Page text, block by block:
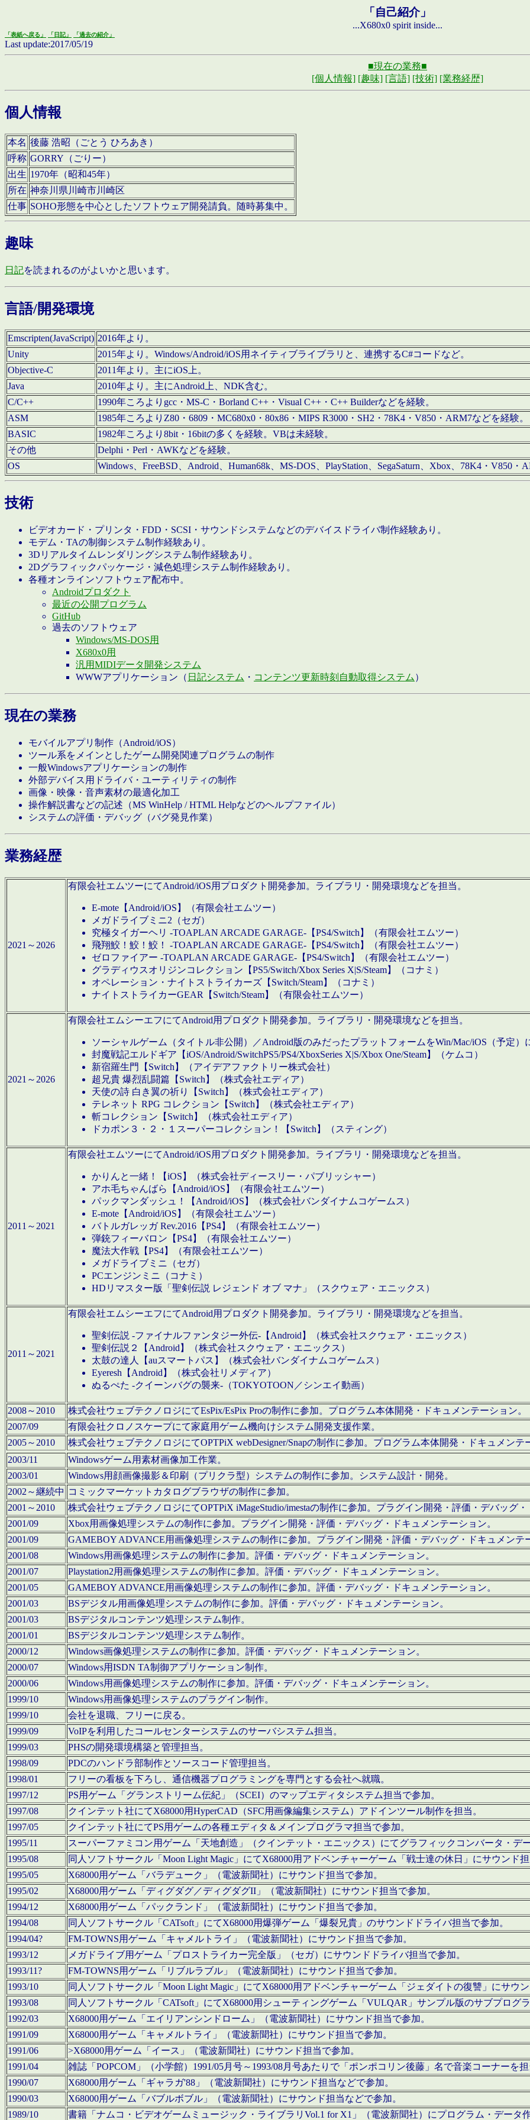
「自己紹介」
...X680x0 spirit inside...
「表紙へ戻る」 「日記」 「過去の紹介」
Last update:2017/05/19
■現在の業務■
[個人情報] [趣味] [言語] [技術] [業務経歴]
個人情報
本名 後藤 浩昭（ごとう ひろあき）
呼称 GORRY（ごりー）
出生 1970年（昭和45年）
所在 神奈川県川崎市川崎区
仕事 SOHO形態を中心としたソフトウェア開発請負。随時募集中。
趣味
日記を読まれるのがよいかと思います。
言語/開発環境
Emscripten(JavaScript) 2016年より。
Unity
2015年より。Windows/Android/iOS用ネイティブライブラリと、連携するC#コードなど。
Objective-C
2011年より。主にiOS上。
Java
2010年より。主にAndroid上、NDK含む。
C/C++
1990年ころよりgcc・MS-C・Borland C++・Visual C++・C++ Builderなどを経験。
ASM
1985年ころよりZ80・6809・MC680x0・80x86・MIPS R3000・SH2・78K4・V850・ARM7などを経験。
BASIC
1982年ころより8bit・16bitの多くを経験。VBは未経験。
その他
Delphi・Perl・AWKなどを経験。
OS
Windows、FreeBSD、Android、Human68k、MS-DOS、PlayStation、SegaSaturn、Xbox、78K4・V850・
技術
ビデオカード・プリンタ・FDD・SCSI・サウンドシステムなどのデバイスドライバ制作経験あり。
モデム・TAの制御システム制作経験あり。
3Dリアルタイムレンダリングシステム制作経験あり。
2Dグラフィックパッケージ・減色処理システム制作経験あり。
各種オンラインソフトウェア配布中。
Androidプロダクト
最近の公開プログラム
GitHub
過去のソフトウェア
Windows/MS-DOS用
X680x0用
汎用MIDIデータ開発システム
WWWアプリケーション（ 日記システム ・ コンテンツ更新時刻自動取得システム ）
現在の業務
モバイルアプリ制作（Android/iOS）
ツール系をメインとしたゲーム開発関連プログラムの制作
一般Windowsアプリケーションの制作
外部デバイス用ドライバ・ユーティリティの制作
画像・映像・音声素材の最適化加工
操作解説書などの記述（MS WinHelp / HTML Helpなどのヘルプファイル）
システムの評価・デバッグ（バグ発見作業）
業務経歴
2021～2026
有限会社エムツーにてAndroid/iOS用プロダクト開発参加。ライブラリ・開発環境などを担当。
E-mote【Android/iOS】（有限会社エムツー）
メガドライブミニ2（セガ）
究極タイガーヘリ -TOAPLAN ARCADE GARAGE-【PS4/Switch】（有限会社エムツー）
飛翔鮫！鮫！鮫！ -TOAPLAN ARCADE GARAGE-【PS4/Switch】（有限会社エムツー）
ゼロファイアー -TOAPLAN ARCADE GARAGE-【PS4/Switch】（有限会社エムツー）
グラディウスオリジンコレクション【PS5/Switch/Xbox Series X|S/Steam】（コナミ）
オペレーション・ナイトストライカーズ【Switch/Steam】（コナミ）
ナイトストライカーGEAR【Switch/Steam】（有限会社エムツー）
2021～2026
有限会社エムシーエフにてAndroid用プロダクト開発参加。ライブラリ・開発環境などを担当。
ソーシャルゲーム（タイトル非公開）／Android版のみだったプラットフォームをWin/Mac/iOS（予定）
封魔戦記エルドギア【iOS/Android/SwitchPS5/PS4/XboxSeries X|S/Xbox One/Steam】（ケムコ）
新宿羅生門【Switch】（アイデアファクトリー株式会社）
超兄貴 爆烈乱闘篇【Switch】（株式会社エディア）
天使の詩 白き翼の祈り【Switch】（株式会社エディア）
テレネット RPG コレクション【Switch】（株式会社エディア）
斬コレクション【Switch】（株式会社エディア）
ドカポン３・２・１スーパーコレクション！【Switch】（スティング）
2011～2021
有限会社エムツーにてAndroid/iOS用プロダクト開発参加。ライブラリ・開発環境などを担当。
かりんと一緒！【iOS】（株式会社ディースリー・パブリッシャー）
アホ毛ちゃんばら【Android/iOS】（有限会社エムツー）
パックマンダッシュ！【Android/iOS】（株式会社バンダイナムコゲームス）
E-mote【Android/iOS】（有限会社エムツー）
バトルガレッガ Rev.2016【PS4】（有限会社エムツー）
弾銃フィーバロン【PS4】（有限会社エムツー）
魔法大作戦【PS4】（有限会社エムツー）
メガドライブミニ（セガ）
PCエンジンミニ（コナミ）
HDリマスター版「聖剣伝説 レジェンド オブ マナ」（スクウェア・エニックス）
2011～2021
有限会社エムシーエフにてAndroid用プロダクト開発参加。ライブラリ・開発環境などを担当。
聖剣伝説 -ファイナルファンタジー外伝-【Android】（株式会社スクウェア・エニックス）
聖剣伝説２【Android】（株式会社スクウェア・エニックス）
太鼓の達人【auスマートパス】（株式会社バンダイナムコゲームス）
Eyeresh【Android】（株式会社リメディア）
ぬるぺた -クイーンバグの襲来-（TOKYOTOON／シンエイ動画）
2008～2010
株式会社ウェブテクノロジにてEsPix/EsPix Proの制作に参加。プログラム本体開発・ドキュメンテーション。
2007/09
有限会社クロノスケープにて家庭用ゲーム機向けシステム開発支援作業。
2005～2010
株式会社ウェブテクノロジにてOPTPiX webDesigner/Snapの制作に参加。プログラム本体開発・ドキュメンテ
2003/11
Windowsゲーム用素材画像加工作業。
2003/01
Windows用顔画像撮影＆印刷（プリクラ型）システムの制作に参加。システム設計・開発。
2002～継続中 コミックマーケットカタログブラウザの制作に参加。
2001～2010
株式会社ウェブテクノロジにてOPTPiX iMageStudio/imestaの制作に参加。プラグイン開発・評価・デバッグ
2001/09
Xbox用画像処理システムの制作に参加。プラグイン開発・評価・デバッグ・ドキュメンテーション。
2001/09
GAMEBOY ADVANCE用画像処理システムの制作に参加。プラグイン開発・評価・デバッグ・ドキュメンテ
2001/08
Windows用画像処理システムの制作に参加。評価・デバッグ・ドキュメンテーション。
2001/07
Playstation2用画像処理システムの制作に参加。評価・デバッグ・ドキュメンテーション。
2001/05
GAMEBOY ADVANCE用画像処理システムの制作に参加。評価・デバッグ・ドキュメンテーション。
2001/03
BSデジタル用画像処理システムの制作に参加。評価・デバッグ・ドキュメンテーション。
2001/03
BSデジタルコンテンツ処理システム制作。
2001/01
BSデジタルコンテンツ処理システム制作。
2000/12
Windows画像処理システムの制作に参加。評価・デバッグ・ドキュメンテーション。
2000/07
Windows用ISDN TA制御アプリケーション制作。
2000/06
Windows用画像処理システムの制作に参加。評価・デバッグ・ドキュメンテーション。
1999/10
Windows用画像処理システムのプラグイン制作。
1999/10
会社を退職、フリーに戻る。
1999/09
VoIPを利用したコールセンターシステムのサーバシステム担当。
1999/03
PHSの開発環境構築と管理担当。
1998/09
PDCのハンドラ部制作とソースコード管理担当。
1998/01
フリーの看板を下ろし、通信機器プログラミングを専門とする会社へ就職。
1997/12
PS用ゲーム「グランストリーム伝紀」（SCEI）のマップエディタシステム担当で参加。
1997/08
クインテット社にてX68000用HyperCAD（SFC用画像編集システム）アドインツール制作を担当。
1997/05
クインテット社にてPS用ゲームの各種エディタ＆メインプログラマ担当で参加。
1995/11
スーパーファミコン用ゲーム「天地創造」（クインテット・エニックス）にてグラフィックコンバータ・デ
1995/08
同人ソフトサークル「Moon Light Magic」にてX68000用アドベンチャーゲーム「戦士達の休日」にサウンド
1995/05
X68000用ゲーム「バラデューク」（電波新聞社）にサウンド担当で参加。
1995/02
X68000用ゲーム「ディグダグ／ディグダグII」（電波新聞社）にサウンド担当で参加。
1994/12
X68000用ゲーム「パックランド」（電波新聞社）にサウンド担当で参加。
1994/08
同人ソフトサークル「CATsoft」にてX68000用爆弾ゲーム「爆裂兄貴」のサウンドドライバ担当で参加。
1994/04?
FM-TOWNS用ゲーム「キャメルトライ」（電波新聞社）にサウンド担当で参加。
1993/12
メガドライブ用ゲーム「プロストライカー完全版」（セガ）にサウンドドライバ担当で参加。
1993/11?
FM-TOWNS用ゲーム「リブルラブル」（電波新聞社）にサウンド担当で参加。
1993/10
同人ソフトサークル「Moon Light Magic」にてX68000用アドベンチャーゲーム「ジェダイトの復讐」にサウ
1993/08
同人ソフトサークル「CATsoft」にてX68000用シューティングゲーム「VULQAR」サンプル版のサブプログ
1992/03
X68000用ゲーム「エイリアンシンドローム」（電波新聞社）にサウンド担当で参加。
1991/09
X68000用ゲーム「キャメルトライ」（電波新聞社）にサウンド担当で参加。
1991/06
>X68000用ゲーム「イース」（電波新聞社）にサウンド担当で参加。
1991/04
雑誌「POPCOM」（小学館）1991/05月号～1993/08月号あたりで「ポンポコリン後藤」名で音楽コーナーを
1990/07
X68000用ゲーム「ギャラガ'88」（電波新聞社）にサウンド担当などで参加。
1990/03
X68000用ゲーム「バブルボブル」（電波新聞社）にサウンド担当などで参加。
1989/10
書籍「ナムコ・ビデオゲームミュージック・ライブラリVol.1 for X1」（電波新聞社）にプログラム・データ